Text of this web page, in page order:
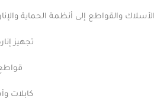
والقواطع إلى أنظمة الحماية
تجهيز
كابلات